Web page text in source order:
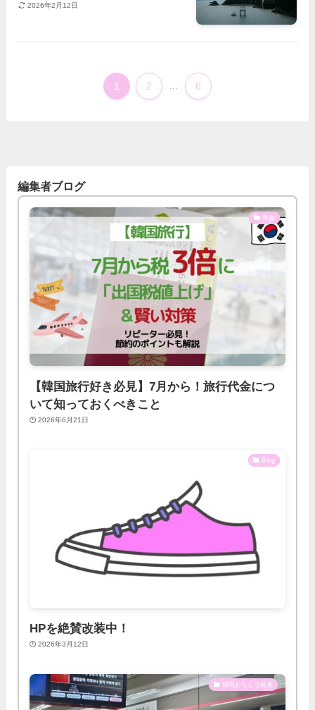
2026年2月12日
1 2 ... 6
編集者ブログ
準備
【韓国旅行好き必見】7月から！旅行代金につ
いて知っておくべきこと
2026年6月21日
Blog
HPを絶賛改装中！
2026年3月12日
韓国おもしろ発見